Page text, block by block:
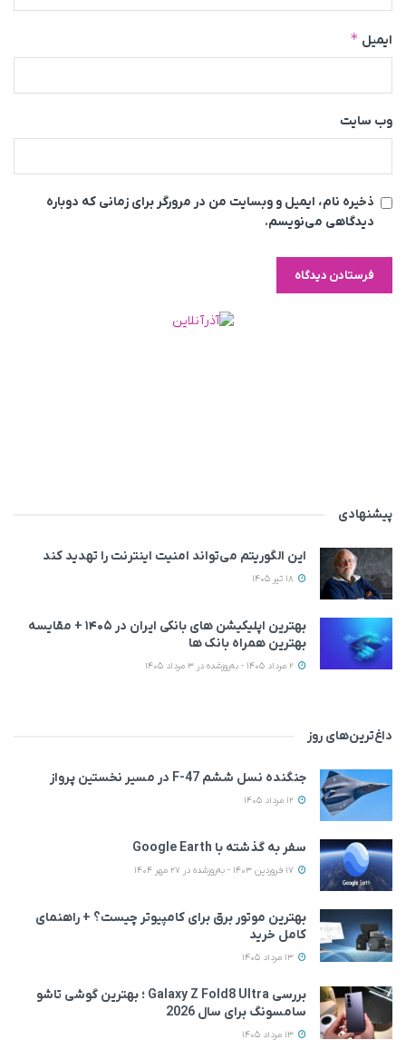
ایمیل *
وب‌ سایت
ذخیره نام، ایمیل و وبسایت من در مرورگر برای زمانی که دوباره
دیدگاهی می‌نویسم.
پیشنهادی
این الگوریتم می‌تواند امنیت اینترنت را تهدید کند
بهترین اپلیکیشن‌ های بانکی ایران در ۱۴۰۵ + مقایسه
بهترین همراه بانک‌ ها
داغ‌ترین‌های روز
جنگنده نسل ششم F-47 در مسیر نخستین پرواز
سفر به گذشته با Google Earth
بهترین موتور برق برای کامپیوتر چیست؟ + راهنمای
کامل خرید
بررسی Galaxy Z Fold8 Ultra ؛ بهترین گوشی تاشو
سامسونگ برای سال 2026